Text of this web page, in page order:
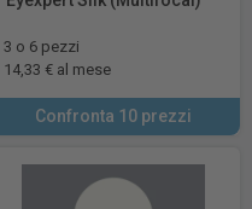
3 o 6 pezzi
14,33 € al mese
Confronta 10 prezzi